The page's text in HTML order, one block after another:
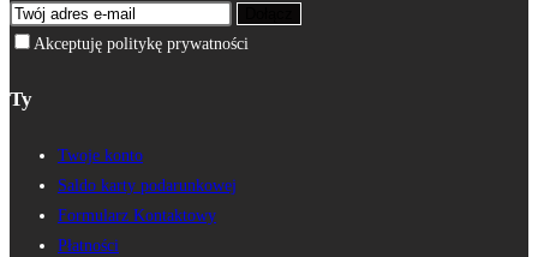
Akceptuję politykę prywatności
Ty
Twoje konto
Saldo karty podarunkowej
Formularz Kontaktowy
Płatności